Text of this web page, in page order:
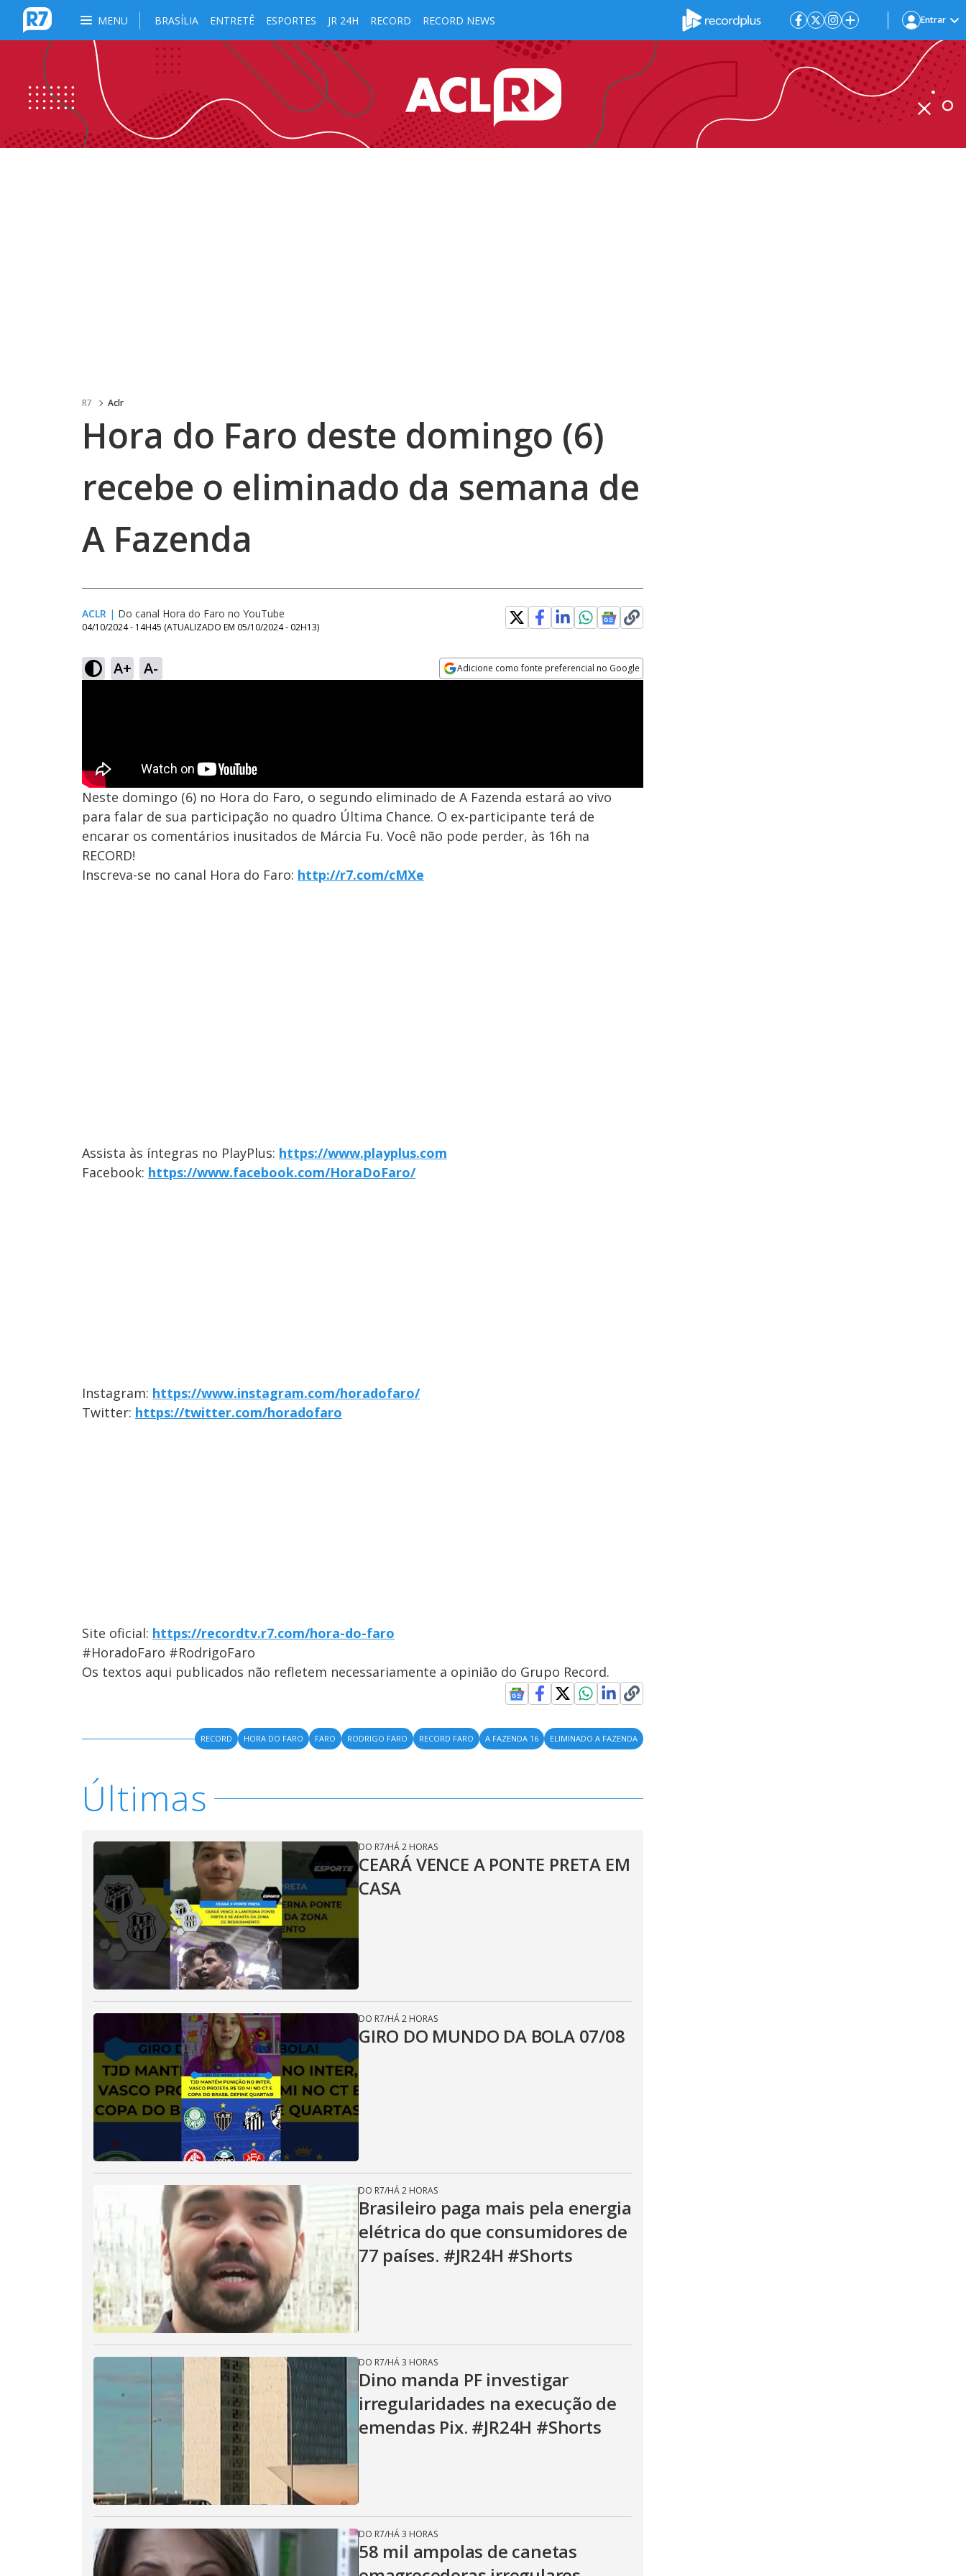
MENU BRASÍLIA ENTRETÊ ESPORTES JR 24H RECORD RECORD NEWS Entrar
R7 Aclr
Hora do Faro deste domingo (6)
recebe o eliminado da semana de
A Fazenda
ACLR | Do canal Hora do Faro no YouTube
04/10/2024 - 14H45 (ATUALIZADO EM 05/10/2024 - 02H13)
A+ A- Adicione como fonte preferencial no Google
Neste domingo (6) no Hora do Faro, o segundo eliminado de A Fazenda estará ao vivo
para falar de sua participação no quadro Última Chance. O ex-participante terá de
encarar os comentários inusitados de Márcia Fu. Você não pode perder, às 16h na
RECORD!
Inscreva-se no canal Hora do Faro: http://r7.com/cMXe
Assista às íntegras no PlayPlus: https://www.playplus.com
Facebook: https://www.facebook.com/HoraDoFaro/
Instagram: https://www.instagram.com/horadofaro/
Twitter: https://twitter.com/horadofaro
Site oficial: https://recordtv.r7.com/hora-do-faro
#HoradoFaro #RodrigoFaro
Os textos aqui publicados não refletem necessariamente a opinião do Grupo Record.
RECORD HORA DO FARO FARO RODRIGO FARO RECORD FARO A FAZENDA 16 ELIMINADO A FAZENDA
Últimas
DO R7/HÁ 2 HORAS
CEARÁ VENCE A PONTE PRETA EM
CASA
DO R7/HÁ 2 HORAS
GIRO DO MUNDO DA BOLA 07/08
DO R7/HÁ 2 HORAS
Brasileiro paga mais pela energia
elétrica do que consumidores de
77 países. #JR24H #Shorts
DO R7/HÁ 3 HORAS
Dino manda PF investigar
irregularidades na execução de
emendas Pix. #JR24H #Shorts
DO R7/HÁ 3 HORAS
58 mil ampolas de canetas